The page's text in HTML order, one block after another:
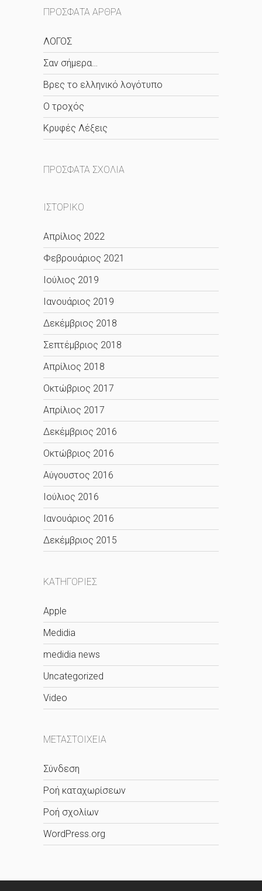
ΠΡΌΣΦΑΤΑ ΆΡΘΡΑ
ΛΟΓΟΣ
Σαν σήμερα…
Βρες το ελληνικό λογότυπο
O τροχός
Κρυφές Λέξεις
ΠΡΌΣΦΑΤΑ ΣΧΌΛΙΑ
ΙΣΤΟΡΙΚΌ
Απρίλιος 2022
Φεβρουάριος 2021
Ιούλιος 2019
Ιανουάριος 2019
Δεκέμβριος 2018
Σεπτέμβριος 2018
Απρίλιος 2018
Οκτώβριος 2017
Απρίλιος 2017
Δεκέμβριος 2016
Οκτώβριος 2016
Αύγουστος 2016
Ιούλιος 2016
Ιανουάριος 2016
Δεκέμβριος 2015
KΑΤΗΓΟΡΊΕΣ
Apple
Medidia
medidia news
Uncategorized
Video
ΜΕΤΑΣΤΟΙΧΕΊΑ
Σύνδεση
Ροή καταχωρίσεων
Ροή σχολίων
WordPress.org